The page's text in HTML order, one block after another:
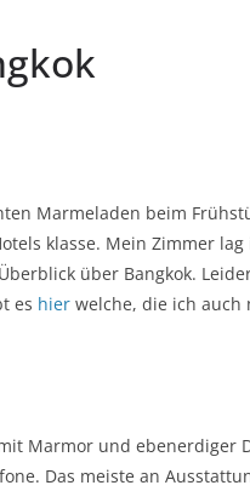
Marmeladen beim
klasse. Mein Zimmer lag
über Bangkok.
es hier welche, die ich auch
Marmor und ebenerdiger
Das meiste an